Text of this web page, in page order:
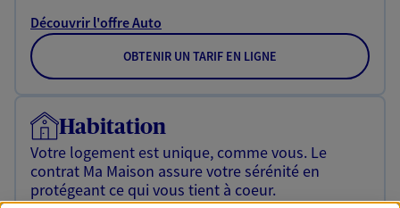
Découvrir l'offre Auto
OBTENIR UN TARIF EN LIGNE
Habitation
Votre logement est unique, comme vous. Le
contrat Ma Maison assure votre sérénité en
protégeant ce qui vous tient à coeur.